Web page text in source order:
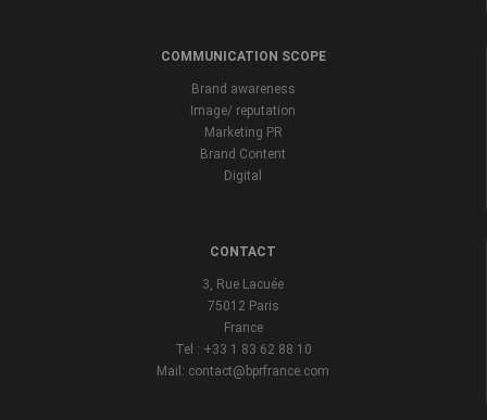
COMMUNICATION SCOPE
Brand awareness
Image/ reputation
Marketing PR
Brand Content
Digital
CONTACT
3, Rue Lacuée
75012 Paris
France
Tel : +33 1 83 62 88 10
Mail: contact@bprfrance.com